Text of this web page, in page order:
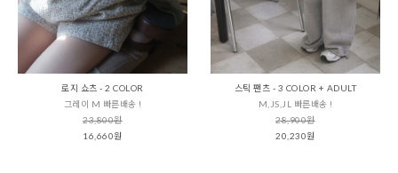
로지 쇼츠 - 2 COLOR
그레이 M 빠른배송 !
23,800원
16,660원
스틱 팬츠 - 3 COLOR + ADULT
M,JS,JL 빠른배송 !
28,900원
20,230원